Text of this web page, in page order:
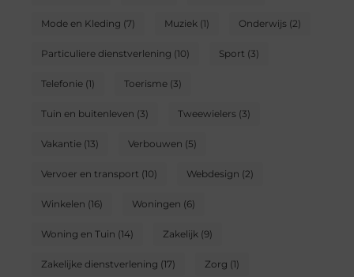
Mode en Kleding (7) Muziek(1) Onderwijs(2)
Particuliere dienstverlening (10) Sport (3)
Telefonie(1) Toerisme(3)
Tuin en buitenleven (3) Tweewielers(3)
Vakantie(13) Verbouwen (5)
Vervoer en transport (10) Webdesign (2)
Winkelen (16) Woningen (6)
Woning en Tuin (14) Zakelijk(9)
Zakelijke dienstverlening (17) Zorg (1)